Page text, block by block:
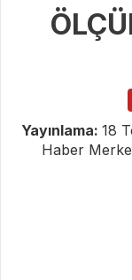
Yayınlama: 18
Haber